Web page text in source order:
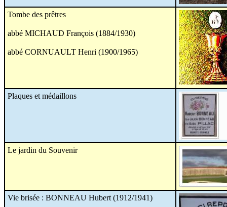
Tombe des prêtres
abbé MICHAUD François (1884/1930)
abbé CORNUAULT Henri (1900/1965)
Plaques et médaillons
Le jardin du Souvenir
Vie brisée : BONNEAU Hubert (1912/1941)